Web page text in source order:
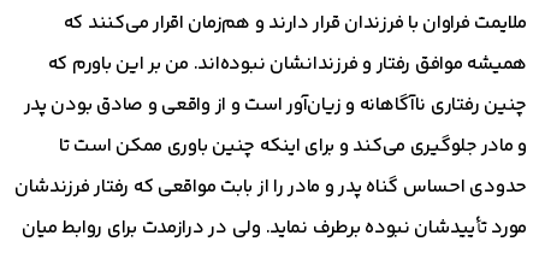
ملایمت فراوان با فرزندان قرار دارند و هم‌زمان اقرار می‌کنند که
همیشه موافق رفتار و فرزندانشان نبوده‌اند. من بر این باورم که
چنین رفتاری ناآگاهانه و زیان‌آور است و از واقعی و صادق بودن پدر
و مادر جلوگیری می‌کند و برای اینکه چنین باوری ممکن است تا
حدودی احساس گناه پدر و مادر را از بابت مواقعی که رفتار فرزندشان
مورد تأییدشان نبوده برطرف نماید. ولی در درازمدت برای روابط میان